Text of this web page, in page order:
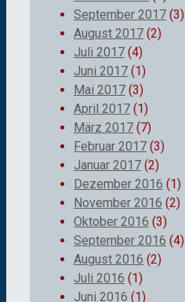
September 2017 (3)
August 2017 (2)
Juli 2017 (4)
Juni 2017 (1)
Mai 2017 (3)
April 2017 (1)
März 2017 (7)
Februar 2017 (3)
Januar 2017 (2)
Dezember 2016 (1)
November 2016 (2)
Oktober 2016 (3)
September 2016 (4)
August 2016 (2)
Juli 2016 (1)
Juni 2016 (1)